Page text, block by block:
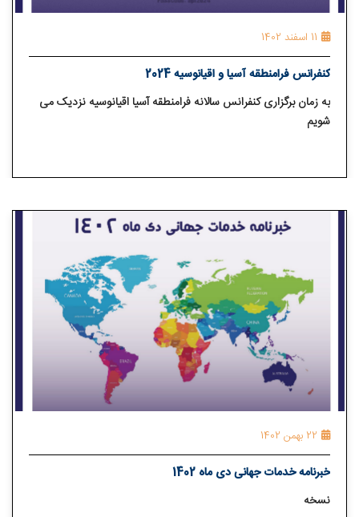
11 اسفند 1402
كنفرانس فرامنطقه آسیا و اقیانوسیه 2024
به زمان برگزاری کنفرانس سالانه فرامنطقه آسیا اقیانوسیه نزدیک می
شویم
22 بهمن 1402
خبرنامه خدمات جهانی دی ماه 1402
نسخه